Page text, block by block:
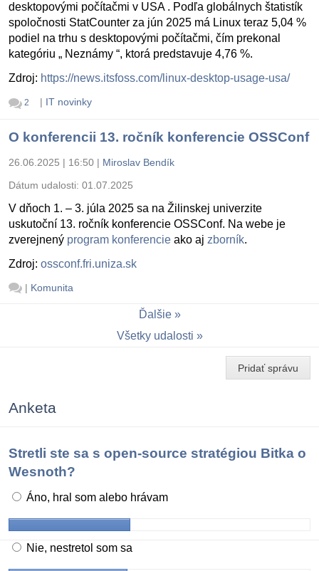
desktopovými počítačmi v USA . Podľa globálnych štatistík
spoločnosti StatCounter za jún 2025 má Linux teraz 5,04 %
podiel na trhu s desktopovými počítačmi, čím prekonal
kategóriu „ Neznámy “, ktorá predstavuje 4,76 %.
Zdroj: https://news.itsfoss.com/linux-desktop-usage-usa/
2 | IT novinky
O konferencii 13. ročník konferencie OSSConf
26.06.2025 | 16:50 | Miroslav Bendík
Dátum udalosti: 01.07.2025
V dňoch 1. – 3. júla 2025 sa na Žilinskej univerzite
uskutoční 13. ročník konferencie OSSConf. Na webe je
zverejnený program konferencie ako aj zborník.
Zdroj: ossconf.fri.uniza.sk
| Komunita
Ďalšie
Všetky udalosti
Pridať správu
Anketa
Stretli ste sa s open-source stratégiou Bitka o
Wesnoth?
Áno, hral som alebo hrávam
Nie, nestretol som sa